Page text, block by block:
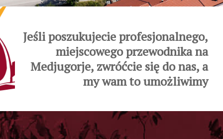
Jeśli poszukujecie profesjonalnego,
miejscowego przewodnika na
Medjugorje, zwróćcie się do nas, a
my wam to umożliwimy